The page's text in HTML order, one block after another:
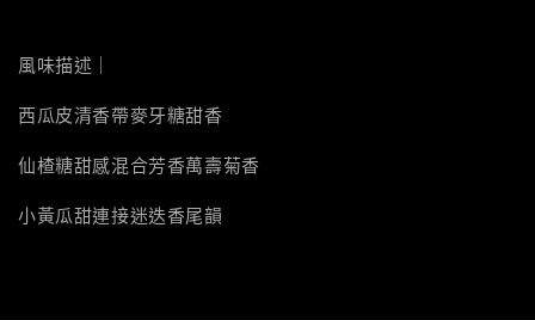
風味描述｜
西瓜皮清香帶麥牙糖甜香
仙楂糖甜感混合芳香萬壽菊香
小黃瓜甜連接迷迭香尾韻